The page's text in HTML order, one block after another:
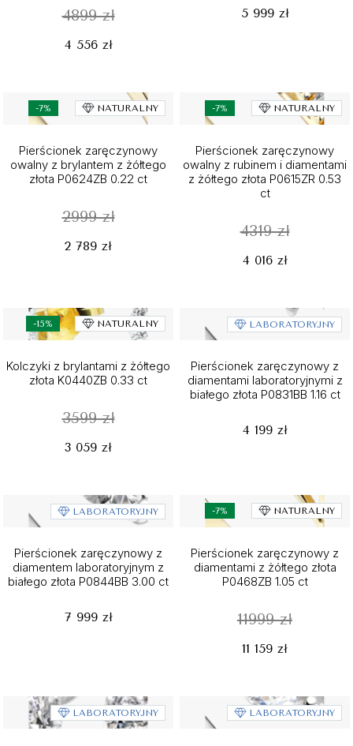
4899 zł
4 556 zł
5 999 zł
-7% NATURALNY
Pierścionek zaręczynowy
owalny z brylantem z żółtego
złota P0624ZB 0.22 ct
2999 zł
2 789 zł
-7% NATURALNY
Pierścionek zaręczynowy
owalny z rubinem i diamentami
z żółtego złota P0615ZR 0.53
ct
4319 zł
4 016 zł
-15% NATURALNY
Kolczyki z brylantami z żółtego
złota K0440ZB 0.33 ct
3599 zł
3 059 zł
LABORATORYJNY
Pierścionek zaręczynowy z
diamentami laboratoryjnymi z
białego złota P0831BB 1.16 ct
4 199 zł
LABORATORYJNY
Pierścionek zaręczynowy z
diamentem laboratoryjnym z
białego złota P0844BB 3.00 ct
7 999 zł
-7% NATURALNY
Pierścionek zaręczynowy z
diamentami z żółtego złota
P0468ZB 1.05 ct
11999 zł
11 159 zł
LABORATORYJNY LABORATORYJNY